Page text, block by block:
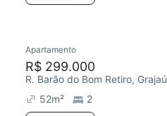
Apartamento
R$ 299.000
R. Barão do Bom Retiro, Grajaú
52m²
2